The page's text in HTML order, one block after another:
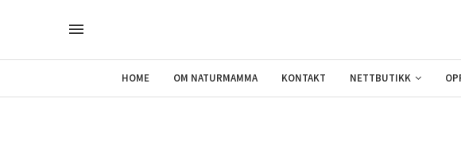
HOME OM NATURMAMMA KONTAKT NETTBUTIKK